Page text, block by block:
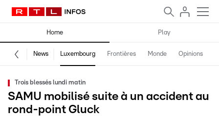
Home Play
News Luxembourg Frontières Monde Opinions
Trois blessés lundi matin
SAMU mobilisé suite à un accident au
rond-point Gluck